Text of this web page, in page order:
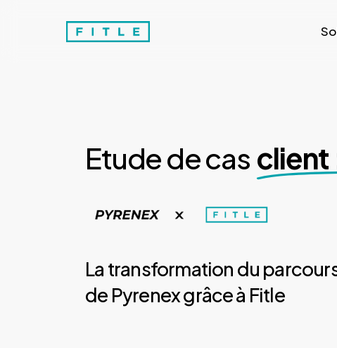
Etude de cas client
La transformation du
de Pyrenex grâce à Fitle